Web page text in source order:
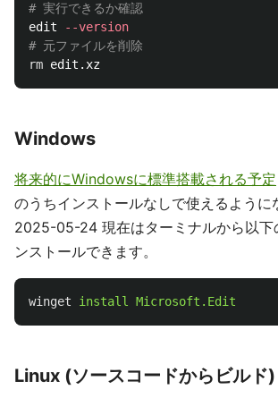
# 実行できるか確認
edit
--version
# 元ファイルを削除
rm
Windows
将来的にWindowsに標準搭載される予定
のうちインストールなしで使えるように
2025-05-24 現在はターミナルから以下
ンストールできます。
winget install Microsoft.Edit
Linux (ソースコードからビルド)